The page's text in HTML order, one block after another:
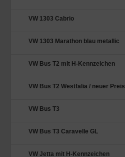
VW 1303 Cabrio
VW 1303 Marathon blau metallic
VW Bus T2 mit H-Kennzeichen
VW Bus T2 Westfalia / neuer Preis
VW Bus T3
VW Bus T3 Caravelle GL
VW Jetta mit H-Kennzeichen